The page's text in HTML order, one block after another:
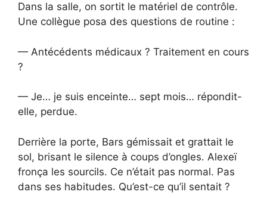
Dans la salle, on sortit le matériel de contrôle.
Une collègue posa des questions de routine :
— Antécédents médicaux ? Traitement en cours
?
— Je… je suis enceinte… sept mois… répondit-
elle, perdue.
Derrière la porte, Bars gémissait et grattait le
sol, brisant le silence à coups d’ongles. Alexeï
fronça les sourcils. Ce n’était pas normal. Pas
dans ses habitudes. Qu’est-ce qu’il sentait ?